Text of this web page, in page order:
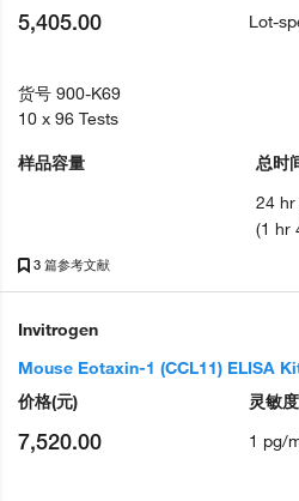
3 篇参考文献
Lot-
样品容量
总时
24 hr
(1 hr
5,405.00
货号 900-K69
10 x 96 Tests
Invitrogen
Mouse Eotaxin-1 (CCL11) ELISA
灵敏度
1 pg/
价格(元)
7,520.00